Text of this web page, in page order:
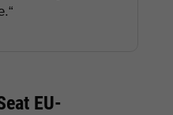
EU-